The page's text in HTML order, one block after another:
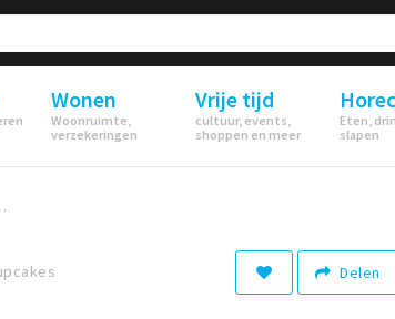
Wonen
Woonruimte,
verzekeringen
Vrije tijd
cultuur, events,
shoppen en meer
Eten,
slapen
Delen